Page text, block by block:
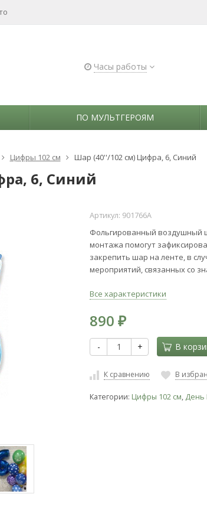
Часы работы
ПО МУЛЬТГЕРОЯМ
Цифры 102 см Шар (40''/102 см) Цифра, 6, Синий
6, Синий
Артикул: 901766A
Фольгированный воздушный
монтажа помогут
закрепить шар на ленте, в
мероприятий, связанных со
Все характеристики
890₽
- + В
К сравнению В
Категории: Цифры 102 см, День